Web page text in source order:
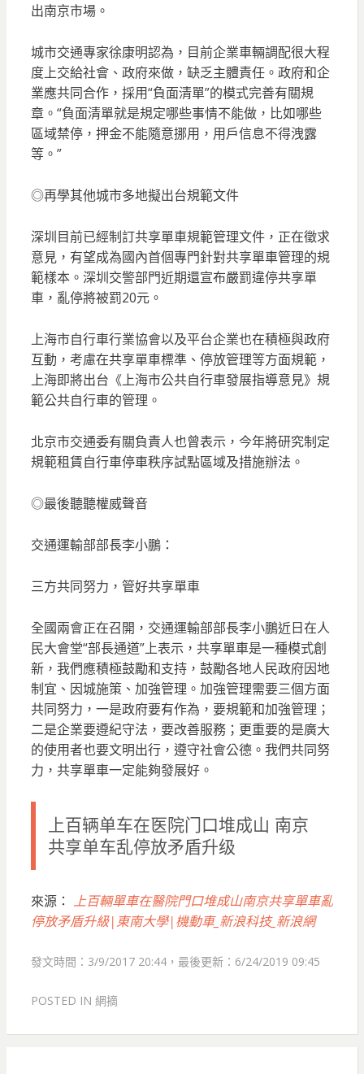
出南京市場。
城市交通專家徐康明認為，目前企業車輛調配很大程
度上交給社會、政府來做，缺乏主體責任。政府和企
業應共同合作，採用“負面清單”的模式完善有關規
章。“負面清單就是規定哪些事情不能做，比如哪些
區域禁停，押金不能隨意挪用，用戶信息不得洩露
等。”
◎再學其他城市多地擬出台規範文件
深圳目前已經制訂共享單車規範管理文件，正在徵求
意見，有望成為國內首個專門針對共享單車管理的規
範樣本。深圳交警部門近期還宣布嚴罰違停共享單
車，亂停將被罰20元。
上海市自行車行業協會以及平台企業也在積極與政府
互動，考慮在共享單車標準、停放管理等方面規範，
上海即將出台《上海市公共自行車發展指導意見》規
範公共自行車的管理。
北京市交通委有關負責人也曾表示，今年將研究制定
規範租賃自行車停車秩序試點區域及措施辦法。
◎最後聽聽權威聲音
交通運輸部部長李小鵬：
三方共同努力，管好共享單車
全國兩會正在召開，交通運輸部部長李小鵬近日在人
民大會堂“部長通道”上表示，共享單車是一種模式創
新，我們應積極鼓勵和支持，鼓勵各地人民政府因地
制宜、因城施策、加強管理。加強管理需要三個方面
共同努力，一是政府要有作為，要規範和加強管理；
二是企業要遵紀守法，要改善服務；更重要的是廣大
的使用者也要文明出行，遵守社會公德。我們共同努
力，共享單車一定能夠發展好。
上百辆单车在医院门口堆成山 南京
共享单车乱停放矛盾升级
來源： 上百輛單車在醫院門口堆成山南京共享單車亂
停放矛盾升級|東南大學|機動車_新浪科技_新浪網
發文時間：3/9/2017 20:44，最後更新：6/24/2019 09:45
POSTED IN 網摘